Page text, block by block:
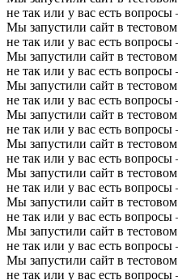
не так или у вас есть
Мы запустили сайт в
не так или у вас есть
Мы запустили сайт в
не так или у вас есть
Мы запустили сайт в
не так или у вас есть
Мы запустили сайт в
не так или у вас есть
Мы запустили сайт в
не так или у вас есть
Мы запустили сайт в
не так или у вас есть
Мы запустили сайт в
не так или у вас есть
Мы запустили сайт в
не так или у вас есть
Мы запустили сайт в
не так или у вас есть